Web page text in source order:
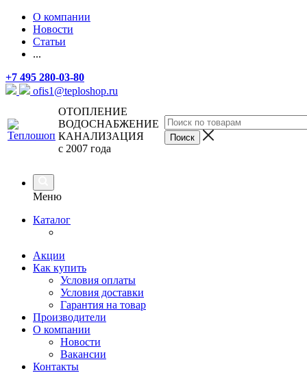
О компании
Новости
Статьи
...
+7 495 280-03-80
ofis1@teploshop.ru
ОТОПЛЕНИЕ
ВОДОСНАБЖЕНИЕ
КАНАЛИЗАЦИЯ
с 2007 года
Меню
Каталог
Акции
Как купить
Условия оплаты
Условия доставки
Гарантия на товар
Производители
О компании
Новости
Вакансии
Контакты